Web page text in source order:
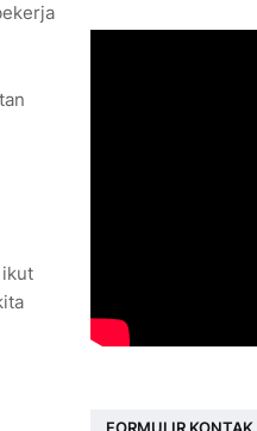
ikut
FORMULIR KONTAK